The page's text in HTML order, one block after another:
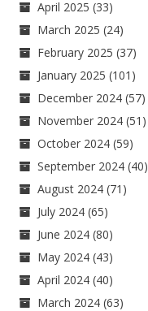
April 2025 (33)
March 2025 (24)
February 2025 (37)
January 2025 (101)
December 2024 (57)
November 2024 (51)
October 2024 (59)
September 2024 (40)
August 2024 (71)
July 2024 (65)
June 2024 (80)
May 2024 (43)
April 2024 (40)
March 2024 (63)